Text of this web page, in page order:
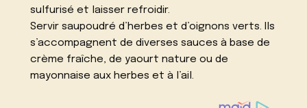
sulfurisé et laisser refroidir.
Servir saupoudré d’herbes et d’oignons verts. Ils
s’accompagnent de diverses sauces à base de
crème fraîche, de yaourt nature ou de
mayonnaise aux herbes et à l’ail.